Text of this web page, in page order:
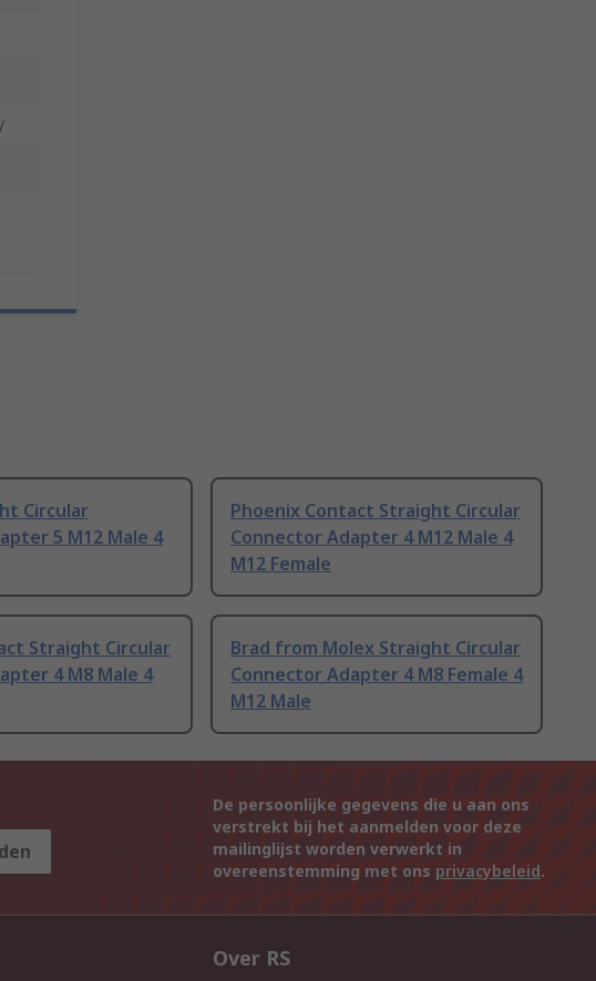
Circular
5 M12 Male 4
Phoenix Contact Straight Circular
Connector Adapter 4 M12 Male 4
M12 Female
Straight Circular
4 M8 Male 4
Brad from Molex Straight Circular
Connector Adapter 4 M8 Female 4
M12 Male
De persoonlijke gegevens die u aan ons
verstrekt bij het aanmelden voor deze
mailinglijst worden verwerkt in
overeenstemming met ons privacybeleid.
Over RS